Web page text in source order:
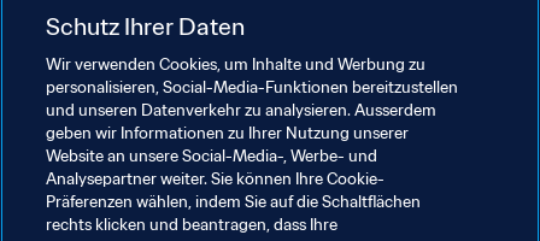
Nachhaltigkeit
Menschenrechte und
Antidiskriminierung
Gesundheit und Medizin
Bildungsinitiativen
Schutz Ihrer Daten
Wir verwenden Cookies, um Inhalte und Werbung zu
personalisieren, Social-Media-Funktionen bereitzustellen
und unseren Datenverkehr zu analysieren. Ausserdem
geben wir Informationen zu Ihrer Nutzung unserer
Website an unsere Social-Media-, Werbe- und
Analysepartner weiter. Sie können Ihre Cookie-
Präferenzen wählen, indem Sie auf die Schaltflächen
rechts klicken und beantragen, dass Ihre